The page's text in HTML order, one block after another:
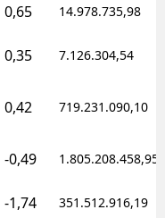
0,65 14.978.735,98
0,35 7.126.304,54
0,42 719.231.090,10
-0,49 1.805.208.458,95
-1,74 351.512.916,19